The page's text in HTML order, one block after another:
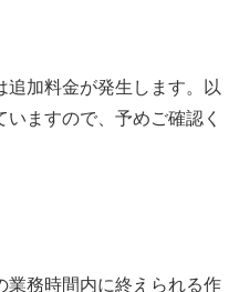
加料金が発生します。以
ますので、予めご確認く
業務時間内に終えられる作